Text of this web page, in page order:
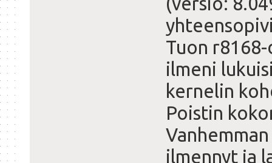
Tuon
ilmeni
kernelin
Poistin
ilmennyt ja